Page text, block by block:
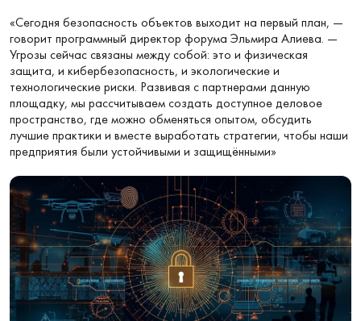
«Сегодня безопасность объектов выходит на первый план, —
говорит программный директор форума Эльмира Алиева. —
Угрозы сейчас связаны между собой: это и физическая
защита, и кибербезопасность, и экологические и
технологические риски. Развивая с партнерами данную
площадку, мы рассчитываем создать доступное деловое
пространство, где можно обменяться опытом, обсудить
лучшие практики и вместе выработать стратегии, чтобы наши
предприятия были устойчивыми и защищёнными»